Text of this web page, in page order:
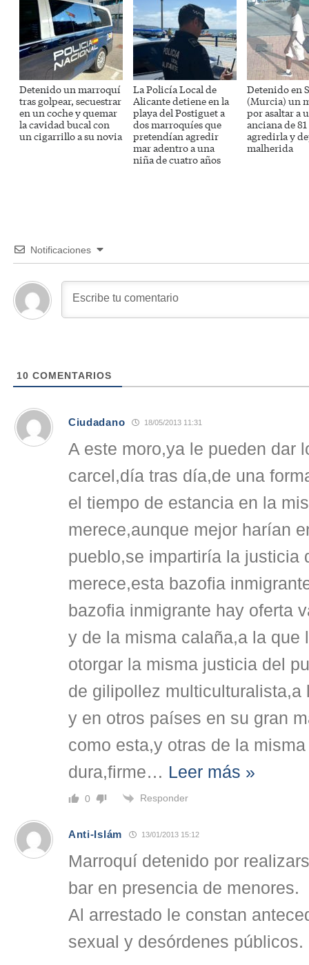
Detenido un marroquí
tras golpear, secuestrar
en un coche y quemar
la cavidad bucal con
un cigarrillo a su novia
La Policía Local de
Alicante detiene en la
playa del Postiguet a
dos marroquíes que
pretendían agredir
mar adentro a una
niña de cuatro años
Detenido en
(Murcia) un
por asaltar a
anciana de
agredirla y
malherida
Notificaciones
10 COMENTARIOS
Ciudadano 18/05/2013 11:31
A este moro,ya le pueden dar
carcel,día tras día,de una
el tiempo de estancia en la
merece,aunque mejor harían
pueblo,se impartiría la justicia
merece,esta bazofia
bazofia inmigrante hay oferta
y de la misma calaña,a la que
otorgar la misma justicia del
de gilipollez multiculturalista,a
y en otros países en su gran
como esta,y otras de la
dura,firme… Leer más »
0 Responder
Anti-Islám 13/01/2013 15:12
Marroquí detenido por
bar en presencia de menores.
Al arrestado le constan
sexual y desórdenes públicos.